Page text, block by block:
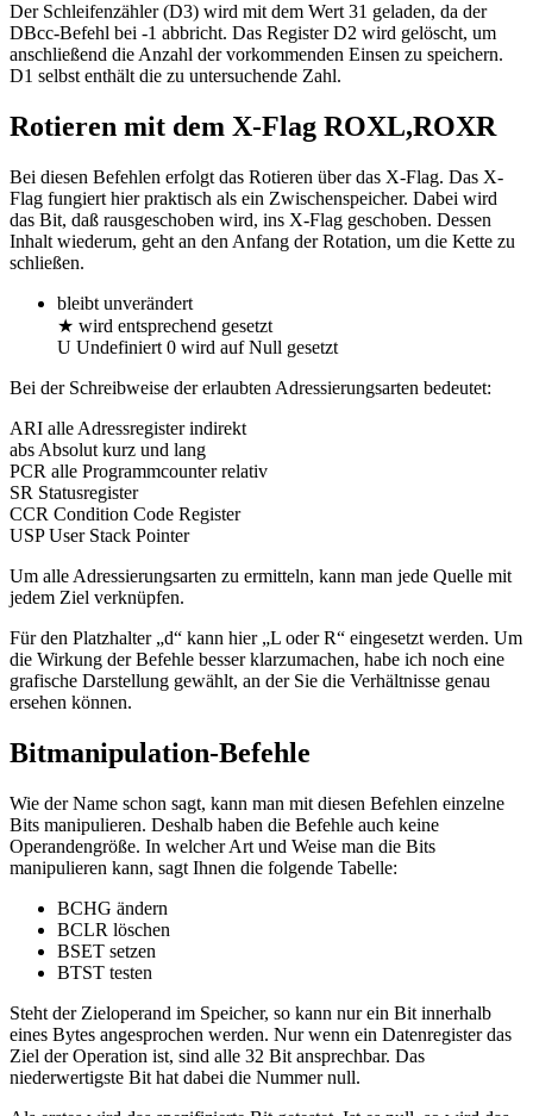
Der Schleifenzähler (D3) wird mit dem Wert 31 geladen, da der
DBcc-Befehl bei -1 abbricht. Das Register D2 wird gelöscht, um
anschließend die Anzahl der vorkommenden Einsen zu speichern.
D1 selbst enthält die zu untersuchende Zahl.
Rotieren mit dem X-Flag ROXL,ROXR
Bei diesen Befehlen erfolgt das Rotieren über das X-Flag. Das X-
Flag fungiert hier praktisch als ein Zwischenspeicher. Dabei wird
das Bit, daß rausgeschoben wird, ins X-Flag geschoben. Dessen
Inhalt wiederum, geht an den Anfang der Rotation, um die Kette zu
schließen.
bleibt unverändert
★ wird entsprechend gesetzt
U Undefiniert 0 wird auf Null gesetzt
Bei der Schreibweise der erlaubten Adressierungsarten bedeutet:
ARI alle Adressregister indirekt
abs Absolut kurz und lang
PCR alle Programmcounter relativ
SR Statusregister
CCR Condition Code Register
USP User Stack Pointer
Um alle Adressierungsarten zu ermitteln, kann man jede Quelle mit
jedem Ziel verknüpfen.
Für den Platzhalter „d“ kann hier „L oder R“ eingesetzt werden. Um
die Wirkung der Befehle besser klarzumachen, habe ich noch eine
grafische Darstellung gewählt, an der Sie die Verhältnisse genau
ersehen können.
Bitmanipulation-Befehle
Wie der Name schon sagt, kann man mit diesen Befehlen einzelne
Bits manipulieren. Deshalb haben die Befehle auch keine
Operandengröße. In welcher Art und Weise man die Bits
manipulieren kann, sagt Ihnen die folgende Tabelle:
BCHG ändern
BCLR löschen
BSET setzen
BTST testen
Steht der Zieloperand im Speicher, so kann nur ein Bit innerhalb
eines Bytes angesprochen werden. Nur wenn ein Datenregister das
Ziel der Operation ist, sind alle 32 Bit ansprechbar. Das
niederwertigste Bit hat dabei die Nummer null.